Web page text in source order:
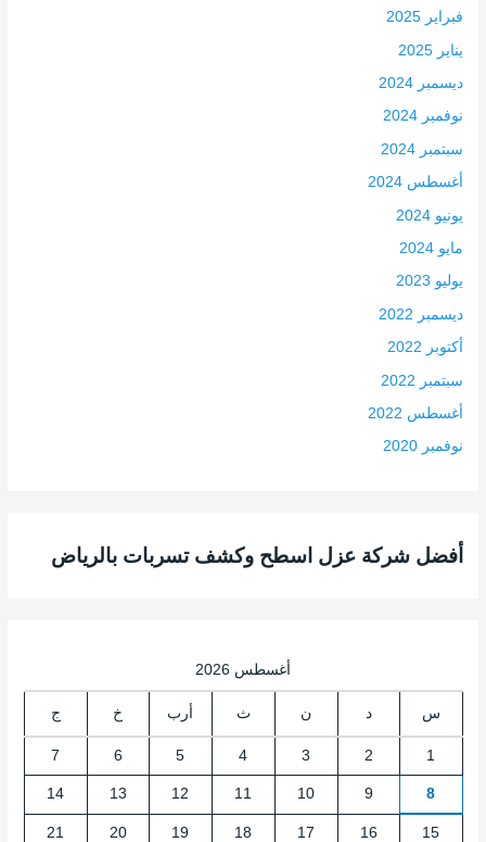
فبراير 2025
يناير 2025
ديسمبر 2024
نوفمبر 2024
سبتمبر 2024
أغسطس 2024
يونيو 2024
مايو 2024
يوليو 2023
ديسمبر 2022
أكتوبر 2022
سبتمبر 2022
أغسطس 2022
نوفمبر 2020
أفضل شركة عزل اسطح وكشف تسربات بالرياض
أغسطس 2026
س د ن ث أرب خ ج
1
2
3
4
5
6
7
8
9
10
11
12
13
14
15
16
17
18
19
20
21